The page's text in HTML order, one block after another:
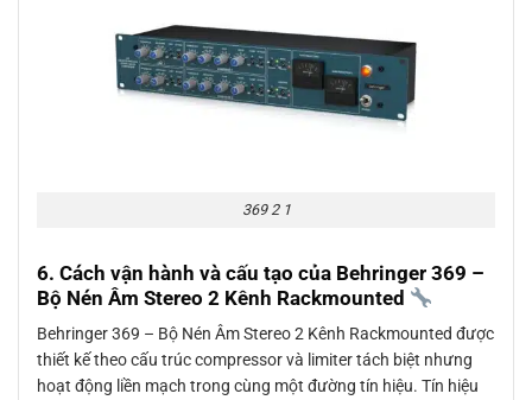
369 2 1
6. Cách vận hành và cấu tạo của Behringer 369 –
Bộ Nén Âm Stereo 2 Kênh Rackmounted
Behringer 369 – Bộ Nén Âm Stereo 2 Kênh Rackmounted được
thiết kế theo cấu trúc compressor và limiter tách biệt nhưng
hoạt động liền mạch trong cùng một đường tín hiệu. Tín hiệu